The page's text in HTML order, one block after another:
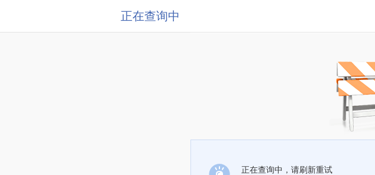
正在查询中
正在查询中，请刷新重试